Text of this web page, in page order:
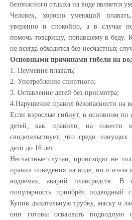
безопасного отдыха на воде является
Человек, хорошо умеющий
уверенно и спокойно, а в случае
помочь товарищу, попавшему в беду.
не всегда обходится без несчастных
Основными причинами гибели на
1. Неумение плавать;
2. Употребление спиртного;
3. Оставление детей без присмотра;
4.Нарушение правил безопасности на
Если взрослые гибнут, в основном по
детей, как правило, на совести
свидетельствует, что среди тонущих
дети до 16 лет.
Несчастные случаи, происходят не
правил поведения на воде, но и из-за
водоёмах, аварий плавсредств. В
популярность приобрёл
Купив дыхательную трубку, маску и
они готовы осваивать подводную